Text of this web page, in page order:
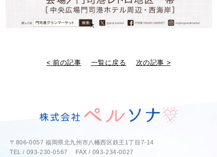
< 前の記事 一覧に戻る 次の記事 >
〒806-0057 福岡県北九州市八幡西区鉄王1丁目7-14
TEL / 093-230-0567 FAX / 093-234-0027